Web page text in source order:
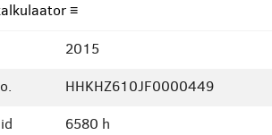
≡
2015
HHKHZ610JF0000449
6580 h